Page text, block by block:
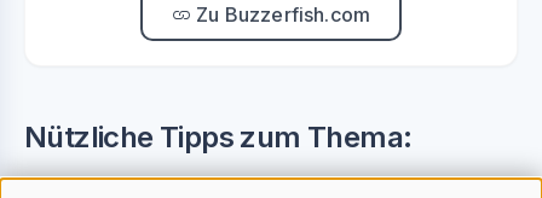
Zu Buzzerfish.com
Nützliche Tipps zum Thema: